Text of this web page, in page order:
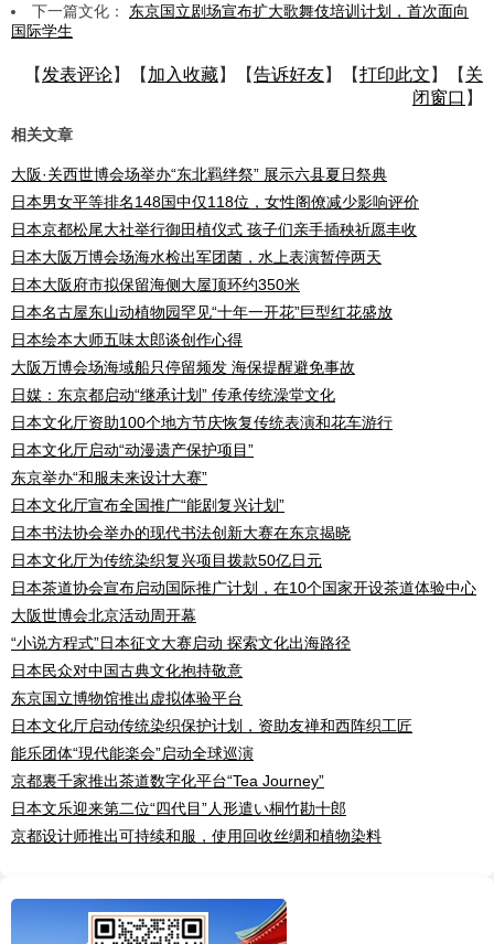
下一篇文化： 东京国立剧场宣布扩大歌舞伎培训计划，首次面向
国际学生
【 发表评论】【 加入收藏】【告诉好友】【打印此文 】【 关
闭窗口 】
相关文章
大阪·关西世博会场举办“东北羁绊祭” 展示六县夏日祭典
日本男女平等排名148国中仅118位，女性阁僚减少影响评价
日本京都松尾大社举行御田植仪式 孩子们亲手插秧祈愿丰收
日本大阪万博会场海水检出军团菌，水上表演暂停两天
日本大阪府市拟保留海侧大屋顶环约350米
日本名古屋东山动植物园罕见“十年一开花”巨型红花盛放
日本绘本大师五味太郎谈创作心得
大阪万博会场海域船只停留频发 海保提醒避免事故
日媒：东京都启动“继承计划” 传承传统澡堂文化
日本文化厅资助100个地方节庆恢复传统表演和花车游行
日本文化厅启动“动漫遗产保护项目”
东京举办“和服未来设计大赛”
日本文化厅宣布全国推广“能剧复兴计划”
日本书法协会举办的现代书法创新大赛在东京揭晓
日本文化厅为传统染织复兴项目拨款50亿日元
日本茶道协会宣布启动国际推广计划，在10个国家开设茶道体验中心
大阪世博会北京活动周开幕
“小说方程式”日本征文大赛启动 探索文化出海路径
日本民众对中国古典文化抱持敬意
东京国立博物馆推出虚拟体验平台
日本文化厅启动传统染织保护计划，资助友禅和西阵织工匠
能乐团体“現代能楽会”启动全球巡演
京都裏千家推出茶道数字化平台“Tea Journey”
日本文乐迎来第二位“四代目”人形遣い桐竹勘十郎
京都设计师推出可持续和服，使用回收丝绸和植物染料